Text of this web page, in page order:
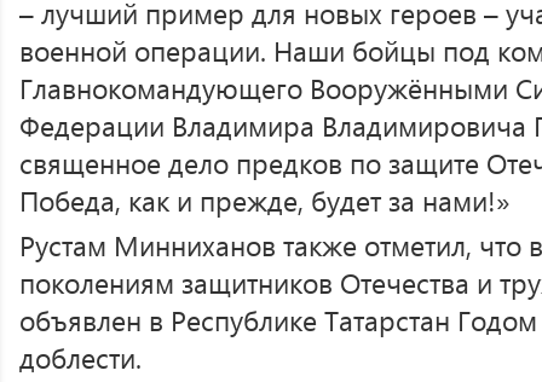
– лучший пример для новых героев –
военной операции. Наши бойцы под
Главнокомандующего Вооружёнными
Федерации Владимира Владимировича
священное дело предков по защите
Победа, как и прежде, будет за нами!»
Рустам Минниханов также отметил, что
поколениям защитников Отечества и
объявлен в Республике Татарстан
доблести.